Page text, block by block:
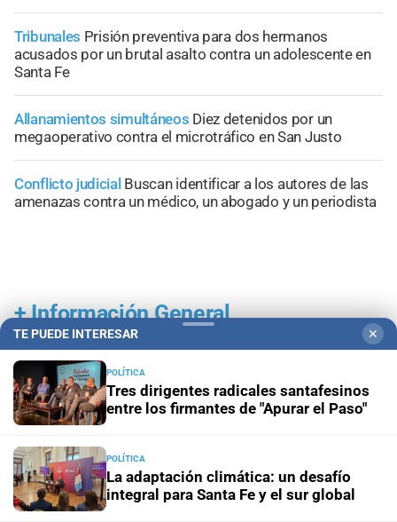
Tribunales Prisión preventiva para dos hermanos
acusados por un brutal asalto contra un adolescente en
Santa Fe
Allanamientos simultáneos Diez detenidos por un
megaoperativo contra el microtráfico en San Justo
Conflicto judicial Buscan identificar a los autores de las
amenazas contra un médico, un abogado y un periodista
+Información General
TE PUEDE INTERESAR ✕
POLÍTICA
Tres dirigentes radicales santafesinos
entre los firmantes de "Apurar el Paso"
POLÍTICA
La adaptación climática: un desafío
integral para Santa Fe y el sur global